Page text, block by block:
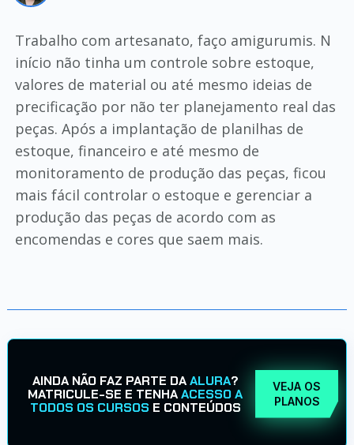
Trabalho com artesanato, faço amigurumis. N
início não tinha um controle sobre estoque,
valores de material ou até mesmo ideias de
precificação por não ter planejamento real das
peças. Após a implantação de planilhas de
estoque, financeiro e até mesmo de
monitoramento de produção das peças, ficou
mais fácil controlar o estoque e gerenciar a
produção das peças de acordo com as
encomendas e cores que saem mais.
AINDA NÃO FAZ PARTE DAALURA?
MATRICULE-SE E TENHAACESSO A
TODOS OS CURSOS E CONTEÚDOS
VEJA OS
PLANOS